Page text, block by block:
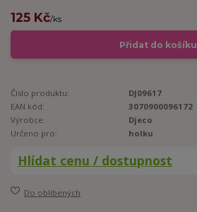
125 Kč/ks
Přidat do košíku
Číslo produktu:
DJ09617
EAN kód:
3070900096172
Výrobce:
Djeco
Určeno pro:
holku
Hlídat cenu / dostupnost
Do oblíbených